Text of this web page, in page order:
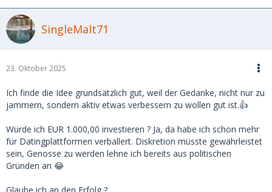
SingleMalt71
23. Oktober 2025
Ich finde die Idee grundsätzlich gut, weil der Gedanke, nicht nur zu
jammern, sondern aktiv etwas verbessern zu wollen gut ist.👍
Würde ich EUR 1.000,00 investieren ? Ja, da habe ich schon mehr
für Datingplattformen verballert. Diskretion müsste gewährleistet
sein, Genosse zu werden lehne ich bereits aus politischen
Gründen an 😂